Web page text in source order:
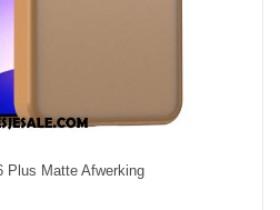
Plus Matte Afwerking